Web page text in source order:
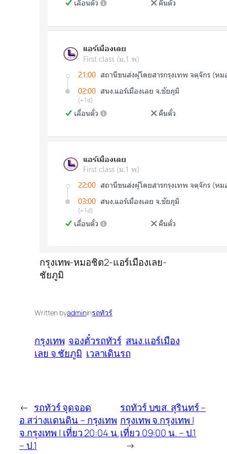
กรุงเทพ-หมอชิต2-แอร์เมืองเลย-
ชัยภูมิ
Written byadmininรถทัวร์
กรุงเทพ จองตั๋วรถทัวร์ สนง.แอร์เมือง
เลย จ.ชัยภูมิ เวลาเดินรถ
← รถทัวร์ จุดจอด
อ.สว่างแดนดิน – กรุงเทพ
จ.กรุงเทพ | เที่ยว 20:04 น.
– ป.1
รถทัวร์ บขส. สุรินทร์ –
กรุงเทพ จ.กรุงเทพ |
เที่ยว 09:00 น. – ป.1
→